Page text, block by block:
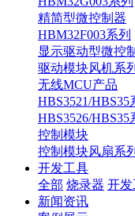
精简型微控制器
HBM32F003系列
显示驱动型微控
驱动模块风机系列
无线MCU产品
HBS3521/HBS35
HBS3526/HBS35
控制模块
控制模块风扇系列
开发工具
全部 烧录器 开
新闻资讯